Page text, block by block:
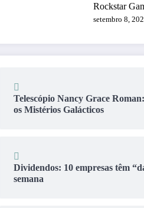
Rockstar
setembro 8,
Telescópio Nancy Grace
os Mistérios Galácticos
Dividendos: 10 empresas têm
semana